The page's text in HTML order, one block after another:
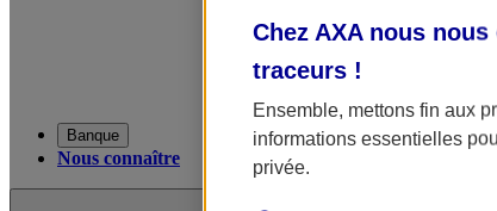
Banque
Nous connaître
Chez AXA nous
traceurs !
Ensemble, mettons fin aux
informations essentielles
privée.